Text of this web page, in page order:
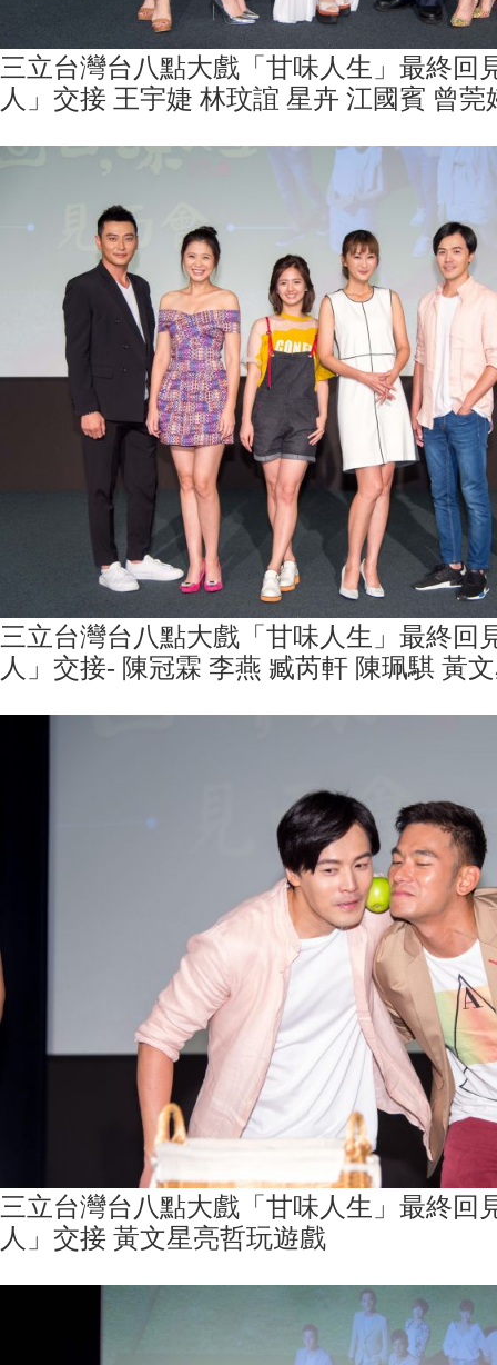
三立台灣台八點大戲「甘味人生」最終回
人」交接 王宇婕 林玟誼 星卉 江國賓 曾莞
三立台灣台八點大戲「甘味人生」最終回
人」交接- 陳冠霖 李燕 臧芮軒 陳珮騏 黃
三立台灣台八點大戲「甘味人生」最終回
人」交接 黃文星亮哲玩遊戲